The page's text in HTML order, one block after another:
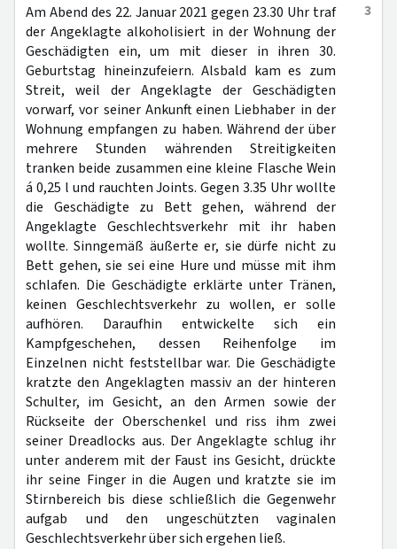
3
Am Abend des 22. Januar 2021 gegen 23.30 Uhr traf
der Angeklagte alkoholisiert in der Wohnung der
Geschädigten ein, um mit dieser in ihren 30.
Geburtstag hineinzufeiern. Alsbald kam es zum
Streit, weil der Angeklagte der Geschädigten
vorwarf, vor seiner Ankunft einen Liebhaber in der
Wohnung empfangen zu haben. Während der über
mehrere Stunden währenden Streitigkeiten
tranken beide zusammen eine kleine Flasche Wein
á 0,25 l und rauchten Joints. Gegen 3.35 Uhr wollte
die Geschädigte zu Bett gehen, während der
Angeklagte Geschlechtsverkehr mit ihr haben
wollte. Sinngemäß äußerte er, sie dürfe nicht zu
Bett gehen, sie sei eine Hure und müsse mit ihm
schlafen. Die Geschädigte erklärte unter Tränen,
keinen Geschlechtsverkehr zu wollen, er solle
aufhören. Daraufhin entwickelte sich ein
Kampfgeschehen, dessen Reihenfolge im
Einzelnen nicht feststellbar war. Die Geschädigte
kratzte den Angeklagten massiv an der hinteren
Schulter, im Gesicht, an den Armen sowie der
Rückseite der Oberschenkel und riss ihm zwei
seiner Dreadlocks aus. Der Angeklagte schlug ihr
unter anderem mit der Faust ins Gesicht, drückte
ihr seine Finger in die Augen und kratzte sie im
Stirnbereich bis diese schließlich die Gegenwehr
aufgab und den ungeschützten vaginalen
Geschlechtsverkehr über sich ergehen ließ.